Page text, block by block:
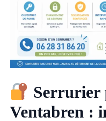
Serrurier
Ventabren :